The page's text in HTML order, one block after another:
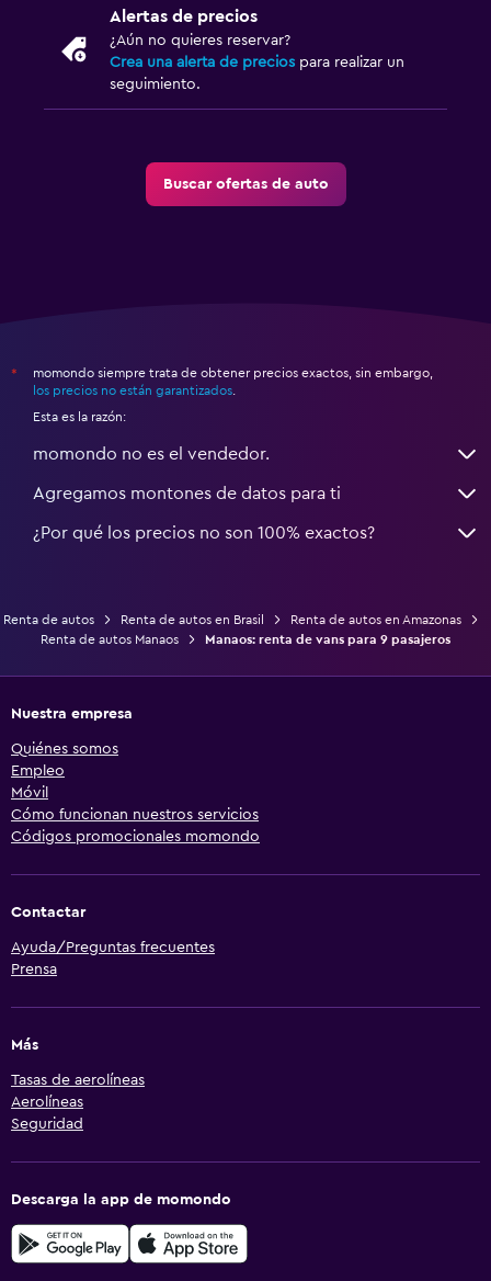
Alertas de precios
¿Aún no quieres reservar?
Crea una alerta de precios para realizar un
seguimiento.
Buscar ofertas de auto
*
momondo siempre trata de obtener precios exactos, sin embargo,
los precios no están garantizados.
Esta es la razón:
momondo no es el vendedor.
Agregamos montones de datos para ti
¿Por qué los precios no son 100% exactos?
Renta de autos Renta de autos en Brasil
Renta de autos en Amazonas
Renta de autos Manaos
Manaos: renta de vans para 9 pasajeros
Nuestra empresa
Quiénes somos
Empleo
Móvil
Cómo funcionan nuestros servicios
Códigos promocionales momondo
Contactar
Ayuda/Preguntas frecuentes
Prensa
Más
Tasas de aerolíneas
Aerolíneas
Seguridad
Descarga la app de momondo